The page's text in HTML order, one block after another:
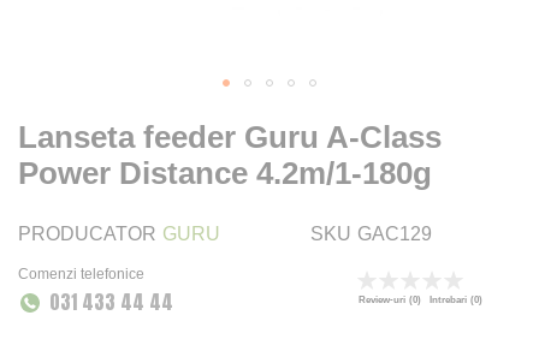
Lanseta feeder Guru A-Class
Power Distance 4.2m/1-180g
PRODUCATOR GURU SKU GAC129
Comenzi telefonice
031 433 44 44
0
% of100
Review-uri (0) Intrebari (0)